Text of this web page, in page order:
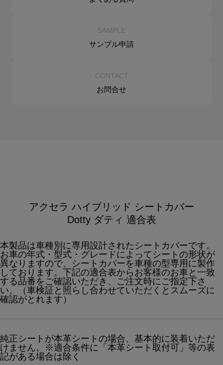
SAMPLE
サンプル申請
CONTACT
お問合せ
アクセラ ハイブリッド シートカバー
Dotty ダティ 適合表
本製品は車種別に専用設計されたシートカバーです。
お車の年式・型式・グレードによってシートの形状が
異なりますので、シートカバーを車種の型専用に製作
しております。下記の適合表からお客様のお車と一致
する品番をご確認いただき、ご注文時にご指定下さ
い。（車検証と照らし合わせていただくとスムーズに
確認がとれます）
純正シートが本革シートの場合、基本的に装着いただ
けません。※適合条件に「本革シート取付可」等の表
記がある場合は除く